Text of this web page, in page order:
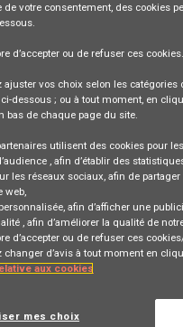
et
6 mois)
à cette
de votre consentement, des cookies
d’accepter ou de refuser ces
ajuster vos choix selon les
dessous ; ou à tout moment, en
bas de chaque page du site.
utilisent des cookies pour
, afin d’établir des
les réseaux sociaux, afin de
web,
, afin d’afficher une
, afin d’améliorer la qualité de
d’accepter ou de refuser ces
changer d’avis à tout moment en
aux cookies
mes choix